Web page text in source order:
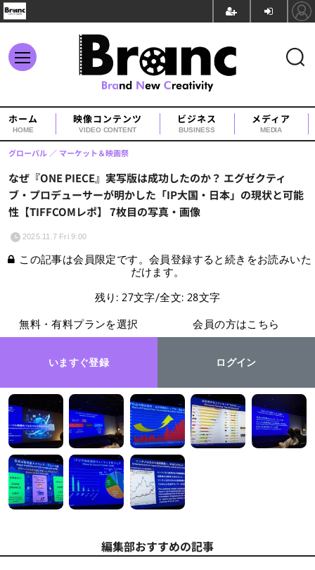
ホーム
HOME
映像コンテンツ
VIDEO CONTENT
ビジネス
BUSINESS
メディア
MEDIA
なぜ『ONE PIECE』実写版は成功したのか？ エグゼクティ
ブ・プロデューサーが明かした「IP大国・日本」の現状と可能
性【TIFFCOMレポ】 7枚目の写真・画像
グローバル マーケット＆映画祭
2025.11.7 Fri 9:00
この記事は会員限定です。会員登録すると続きをお読みいた
だけます。
残り: 27文字/全文: 28文字
無料・有料プランを選択
いますぐ登録
会員の方はこちら
ログイン
編集部おすすめの記事